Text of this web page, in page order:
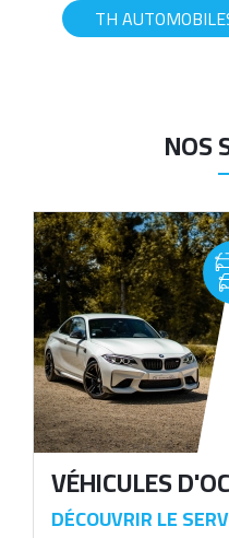
TH
NOS
image
VÉHICULES
DÉCOUVRIR LE